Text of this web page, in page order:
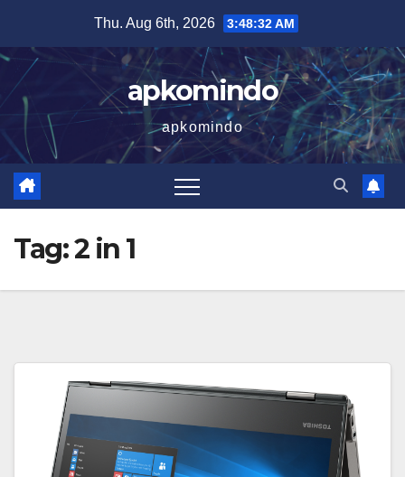
content
Thu. Aug 6th, 2026 3:48:32 AM
apkomindo
apkomindo
Tag:2 in 1